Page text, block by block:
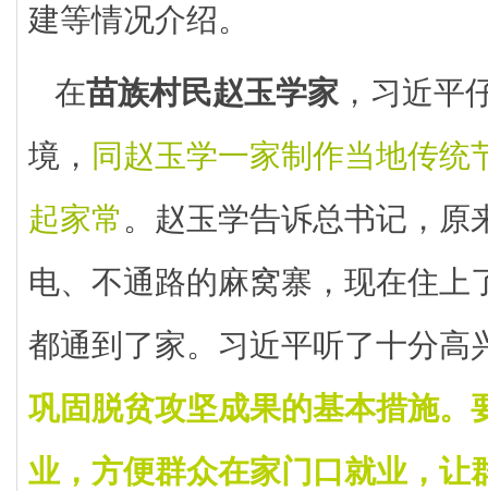
建等情况介绍。
在苗族村民赵玉学家 ，习近平
境， 同赵玉学一家制作当地传统
起家常 。赵玉学告诉总书记，原
电、不通路的麻窝寨，现在住上
都通到了家。习近平听了十分高
巩固脱贫攻坚成果的基本措施。
业，方便群众在家门口就业，让